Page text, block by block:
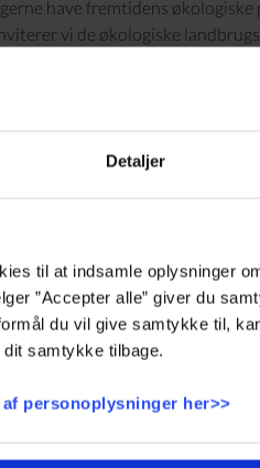
Detaljer
til at indsamle oplysninger
”Accepter alle” giver du
du vil give samtykke til,
samtykke tilbage.
personoplysninger her>>
have fremtidens
vi de økologiske
er at drive
at have en grundlæggende
jagt efter, hvordan vi kan
er det vigtigt, at vi har et tæt
hænderne nede i mulden,”
& Konference. Over hele landet
Greb til Gaffel’ er skabt i
at imødekomme de
fødevareproduktion.
landbrugselever i køkkenerne
Christina Nielsen Direktør